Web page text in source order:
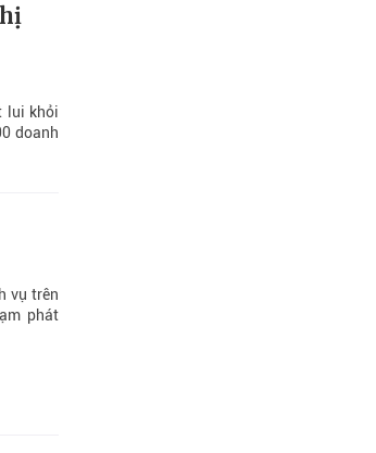
lui khỏi
doanh
vụ trên
phát